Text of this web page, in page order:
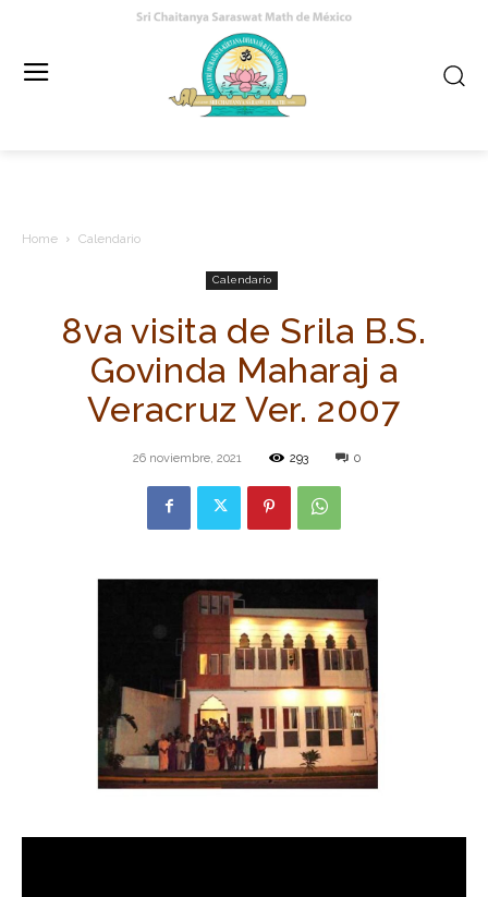
Home Calendario
Calendario
8va visita de Srila B.S.
Govinda Maharaj a
Veracruz Ver. 2007
26 noviembre, 2021 293 0